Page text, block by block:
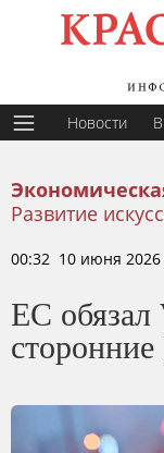
Новости
Развитие
00:32 10 июня 2026
ЕС обязал